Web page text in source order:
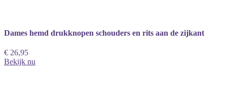
Dames hemd drukknopen schouders en rits aan de zijkant
€ 26,95
Bekijk nu